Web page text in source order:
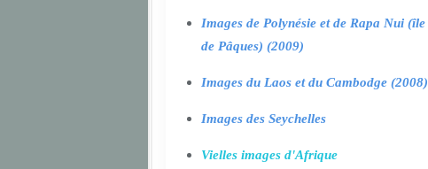
Images de Polynésie et de Rapa Nui (île
de Pâques) (2009)
Images du Laos et du Cambodge (2008)
Images des Seychelles
Vielles images d'Afrique